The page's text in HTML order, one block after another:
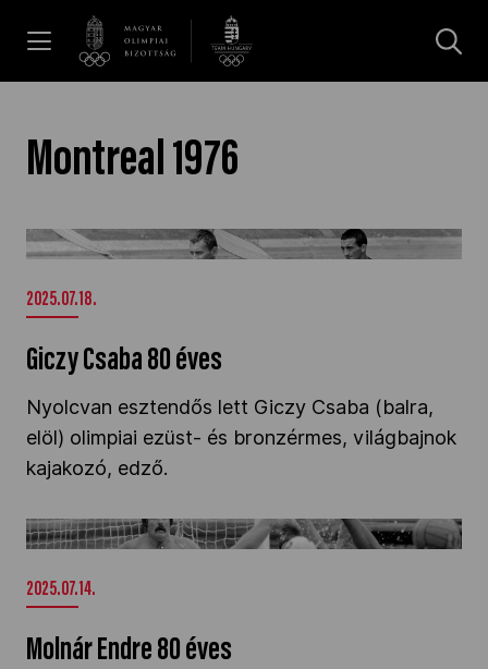
Dakar 2026
Los Angeles 2028
MOB
Kettőskarrier-program
NOB
Montreal 1976
Giczy Csaba 80 éves" />
2025.07.18.
Giczy Csaba 80 éves
Nyolcvan esztendős lett Giczy Csaba (balra,
elöl) olimpiai ezüst- és bronzérmes, világbajnok
kajakozó, edző.
Molnár Endre 80 éves" />
2025.07.14.
Molnár Endre 80 éves